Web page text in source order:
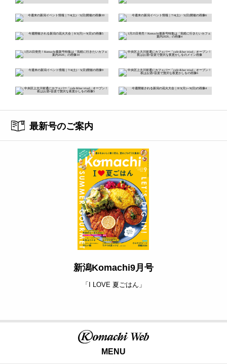
最新号のご案内
新潟Komachi9月号
「I LOVE 夏ごはん」
MENU